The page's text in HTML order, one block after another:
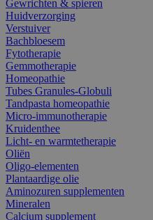
Gewrichten & spieren
Huidverzorging
Verstuiver
Bachbloesem
Fytotherapie
Gemmotherapie
Homeopathie
Tubes Granules-Globuli
Tandpasta homeopathie
Micro-immunotherapie
Kruidenthee
Licht- en warmtetherapie
Oliën
Oligo-elementen
Plantaardige olie
Aminozuren supplementen
Mineralen
Calcium supplement